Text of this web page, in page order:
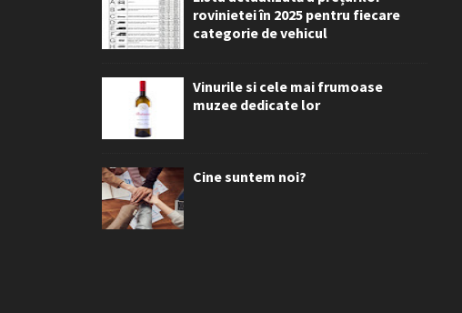
rovinietei în 2025 pentru fiecare
categorie de vehicul
Vinurile si cele mai frumoase
muzee dedicate lor
Cine suntem noi?